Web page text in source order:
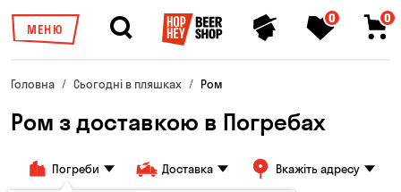
МЕНЮ
0 0
Головна Сьогодні в пляшках Ром
Ром з доставкою в Погребах
Погреби Доставка Вкажіть адресу